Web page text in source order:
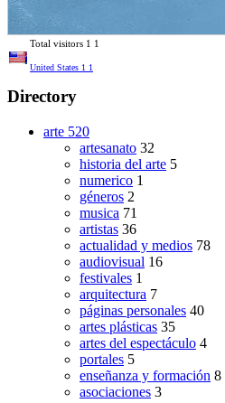
Total visitors 1 1
United States 1 1
Directory
arte 520
artesanato 32
historia del arte 5
numerico 1
géneros 2
musica 71
artistas 36
actualidad y medios 78
audiovisual 16
festivales 1
arquitectura 7
páginas personales 40
artes plásticas 35
artes del espectáculo 4
portales 5
enseñanza y formación 8
asociaciones 3